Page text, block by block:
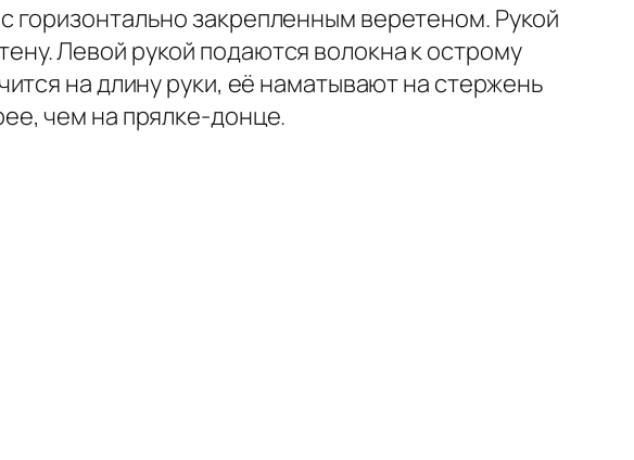
горизонтально закрепленным веретеном. Рукой
Левой рукой подаются волокна к острому
на длину руки, её наматывают на стержень
чем на прялке-донце.